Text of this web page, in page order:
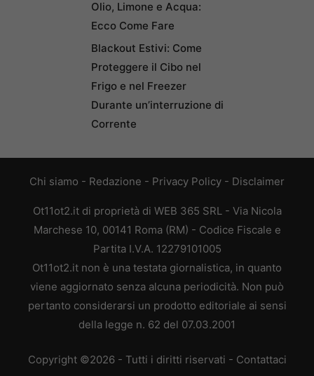
Olio, Limone e Acqua:
Ecco Come Fare
Blackout Estivi: Come
Proteggere il Cibo nel
Frigo e nel Freezer
Durante un’interruzione di
Corrente
Chi siamo - Redazione - Privacy Policy - Disclaimer
Ot11ot2.it di proprietà di WEB 365 SRL - Via Nicola
Marchese 10, 00141 Roma (RM) - Codice Fiscale e
Partita I.V.A. 12279101005
Ot11ot2.it non è una testata giornalistica, in quanto
viene aggiornato senza alcuna periodicità. Non può
pertanto considerarsi un prodotto editoriale ai sensi
della legge n. 62 del 07.03.2001
Copyright ©2026 - Tutti i diritti riservati - Contattaci